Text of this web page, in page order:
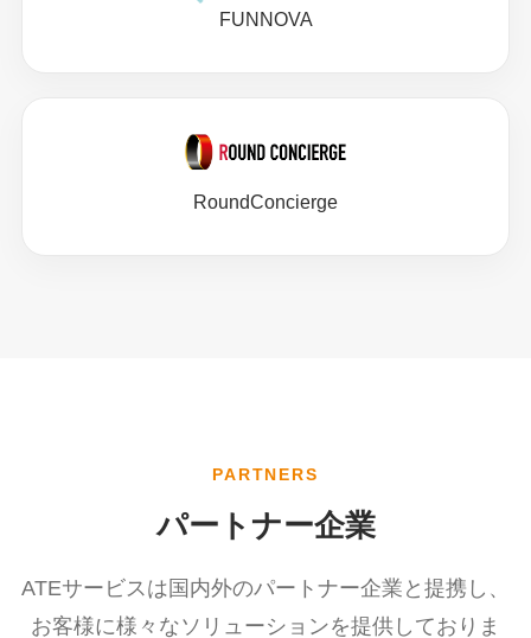
FUNNOVA
RoundConcierge
PARTNERS
パートナー企業
ATEサービスは国内外のパートナー企業と提携し、
お客様に様々なソリューションを提供しておりま